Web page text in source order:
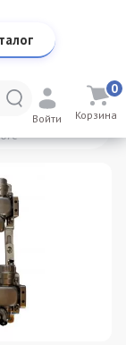
Войти Корзина
0
на 7 контуров